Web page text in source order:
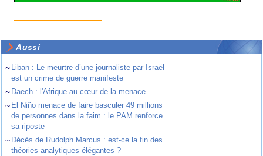
Aussi
~ Liban : Le meurtre d’une journaliste par Israël
est un crime de guerre manifeste
~ Daech : l'Afrique au cœur de la menace
~ El Niño menace de faire basculer 49 millions
de personnes dans la faim : le PAM renforce
sa riposte
~ Décès de Rudolph Marcus : est-ce la fin des
théories analytiques élégantes ?